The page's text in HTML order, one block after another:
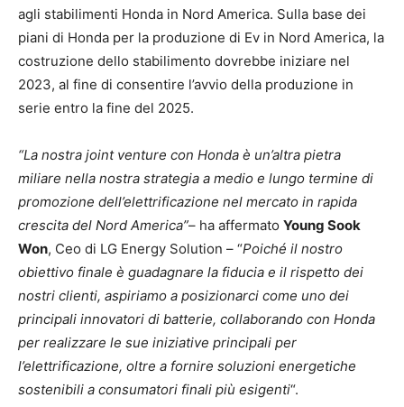
agli stabilimenti Honda in Nord America. Sulla base dei
piani di Honda per la produzione di Ev in Nord America, la
costruzione dello stabilimento dovrebbe iniziare nel
2023, al fine di consentire l’avvio della produzione in
serie entro la fine del 2025.
“La nostra joint venture con Honda è un’altra pietra
miliare nella nostra strategia a medio e lungo termine di
promozione dell’elettrificazione nel mercato in rapida
crescita del Nord America”– ha affermato Young Sook
Won, Ceo di LG Energy Solution – “Poiché il nostro
obiettivo finale è guadagnare la fiducia e il rispetto dei
nostri clienti, aspiriamo a posizionarci come uno dei
principali innovatori di batterie, collaborando con Honda
per realizzare le sue iniziative principali per
l’elettrificazione, oltre a fornire soluzioni energetiche
sostenibili a consumatori finali più esigenti“.